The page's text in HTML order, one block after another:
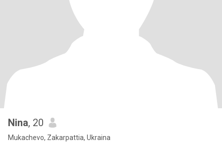
Nina, 20
Mukachevo, Zakarpattia, Ukraina